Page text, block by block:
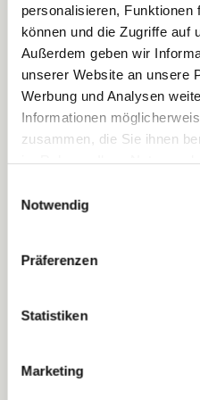
personalisieren,
können und die Zugriffe auf
Außerdem geben wir
unserer Website an unsere
Werbung und Analysen
Informationen
zusammen, die Sie ihnen
mehr darüber, wer wir sind,
können und wie wir
Notwendig
Präferenzen
Statistiken
Marketing
Holzornamentbox
natur | 105×105